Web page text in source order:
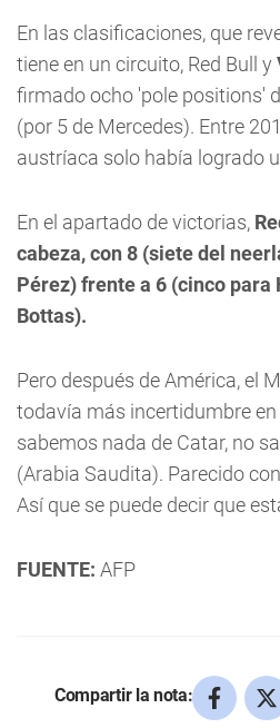
En las clasificaciones, que
tiene en un circuito, Red Bull y
firmado ocho 'pole positions'
(por 5 de Mercedes). Entre
austríaca solo había logrado
En el apartado de victorias,
cabeza, con 8 (siete del
Pérez) frente a 6 (cinco para
Bottas).
Pero después de América, el
todavía más incertidumbre
sabemos nada de Catar, no
(Arabia Saudita). Parecido
Así que se puede decir que
FUENTE: AFP
Compartir la nota: